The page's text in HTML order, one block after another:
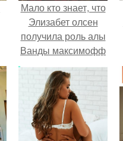
Мало кто знает, что
Элизабет олсен
получила роль алы
Ванды максимофф
не сразу.